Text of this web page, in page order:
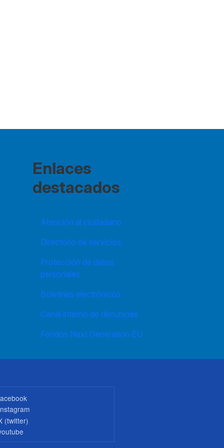
Enlaces
destacados
Atención al ciudadano
Directorio de servicios
Protección de datos
personales
Boletines electrónicos
Canal interno de denuncias
Fondos Next Generation EU